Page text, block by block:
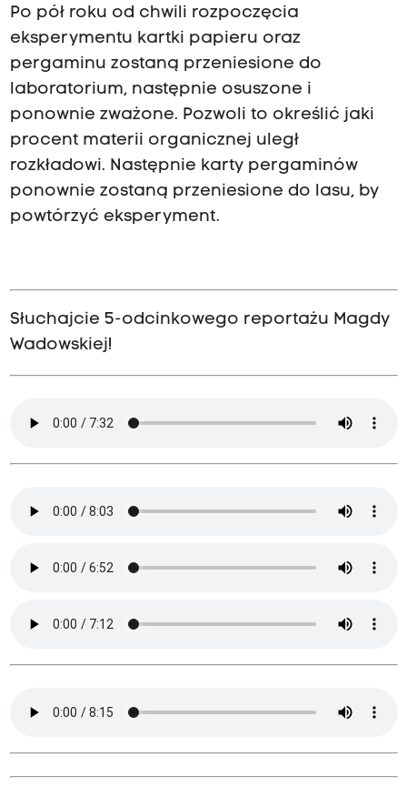
Po pół roku od chwili rozpoczęcia
eksperymentu kartki papieru oraz
pergaminu zostaną przeniesione do
laboratorium, następnie osuszone i
ponownie zważone. Pozwoli to określić jaki
procent materii organicznej uległ
rozkładowi. Następnie karty pergaminów
ponownie zostaną przeniesione do lasu, by
powtórzyć eksperyment.
Słuchajcie 5-odcinkowego reportażu Magdy
Wadowskiej!